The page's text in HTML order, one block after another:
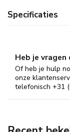
Specificaties
Heb je
Of heb je hulp
onze
telefonisch +31